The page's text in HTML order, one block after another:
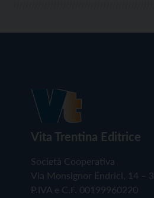
Vita Trentina Editrice
Società Cooperativa
Via Monsignor Endrici, 14 –
P.IVA e C.F. 00199960220